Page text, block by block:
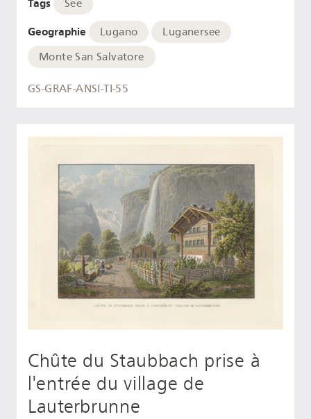
Tags See
Geographie Lugano
Luganersee
Monte San Salvatore
GS-GRAF-ANSI-TI-55
Chûte du Staubbach prise à
l'entrée du village de
Lauterbrunne